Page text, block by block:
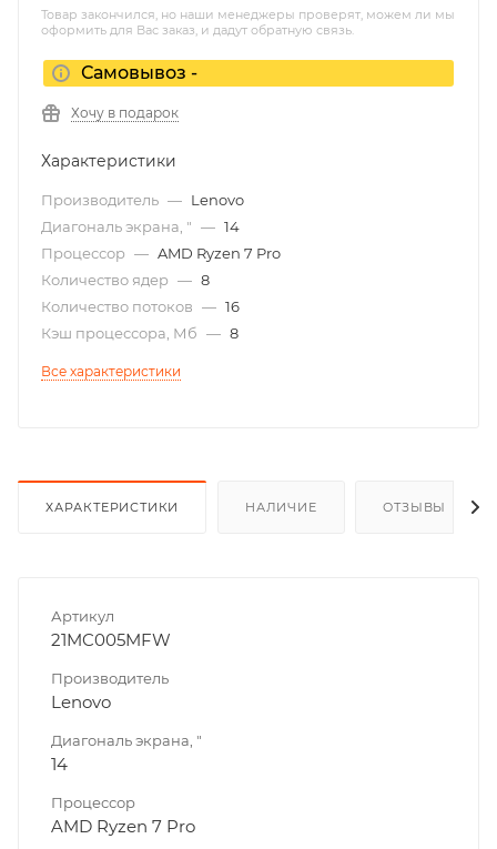
Товар закончился, но наши менеджеры проверят, можем ли мы
оформить для Вас заказ, и дадут обратную связь.
Самовывоз -
Хочу в подарок
Характеристики
Производитель — Lenovo
Диагональ экрана, " — 14
Процессор — AMD Ryzen 7 Pro
Количество ядер — 8
Количество потоков — 16
Кэш процессора, Мб — 8
Все характеристики
ХАРАКТЕРИСТИКИ НАЛИЧИЕ ОТЗЫВЫ
Артикул
21MC005MFW
Производитель
Lenovo
Диагональ экрана, "
14
Процессор
AMD Ryzen 7 Pro